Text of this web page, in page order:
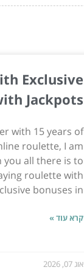
Exclusive
Jackpots
with 15 years of
roulette, I am
you all there is to
roulette with
bonuses in...
קרא עוד »
אוג 07, 2026